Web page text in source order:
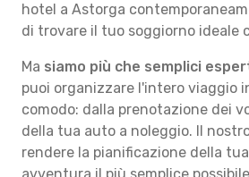
hotel a Astorga
di trovare il tuo soggiorno ideale
Ma siamo più che semplici
puoi organizzare l'intero viaggio
comodo: dalla prenotazione dei
della tua auto a noleggio. Il
rendere la pianificazione della